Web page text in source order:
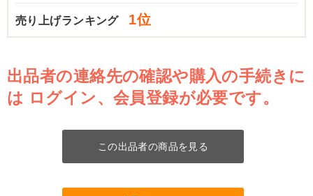
売り上げランキング 1位
出品者の連絡先の確認や購入の手続きに
は ログイン、会員登録が必要です。
この出品者の商品を見る